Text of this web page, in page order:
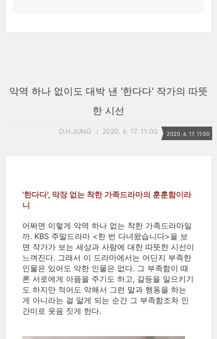
악역 하나 없이도 대박 낸 '한다다' 작가의 따뜻
한 시선
D.H.JUNG 2020. 6. 17. 11:00 2020. 6. 17. 11:00
'한다다', 막장 없는 착한 가족드라마의 훈훈함이라
니
어쩌면 이렇게 악역 하나 없는 착한 가족드라마일
까. KBS 주말드라마 <한 번 다녀왔습니다>을 보
면 작가가 보는 세상과 사람에 대한 따뜻한 시선이
느껴진다. 그래서 이 드라마에서는 어딘지 부족한
인물은 있어도 악한 인물은 없다. 그 부족함이 때
론 서로에게 아픔을 주기도 하고, 갈등을 일으키기
도 하지만 적어도 악해서 그런 말과 행동을 하는
게 아니라는 걸 알게 되는 순간 그 부족함조차 인
간미로 웃음 짓게 한다.